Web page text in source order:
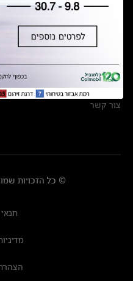
מצאו אותנו
אולמות תצוגה
מרכזי שירות
צור קשר
© כל הזכויות